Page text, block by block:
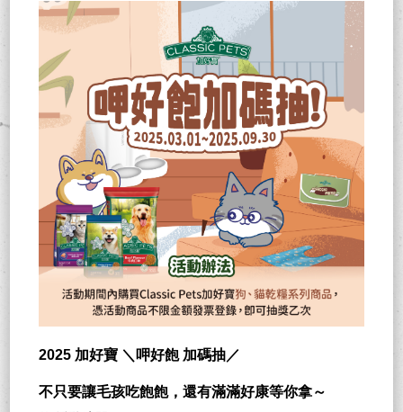
2025 加好寶 ＼呷好飽 加碼抽／
不只要讓毛孩吃飽飽，還有滿滿好康等你拿～